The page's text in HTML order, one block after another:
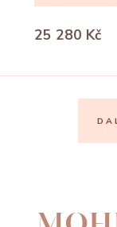
25 280 Kč